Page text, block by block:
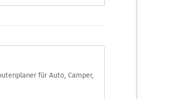
für Auto, Camper,